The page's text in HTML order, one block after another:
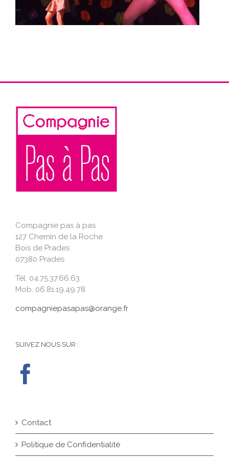
Compagnie pas à pas
127 Chemin de la Roche
Bois de Prades
07380 Prades
Tél. 04.75.37.66.63
Mob. 06.81.19.49.78
compagniepasapas@orange.fr
SUIVEZ NOUS SUR :
Contact
Politique de Confidentialité